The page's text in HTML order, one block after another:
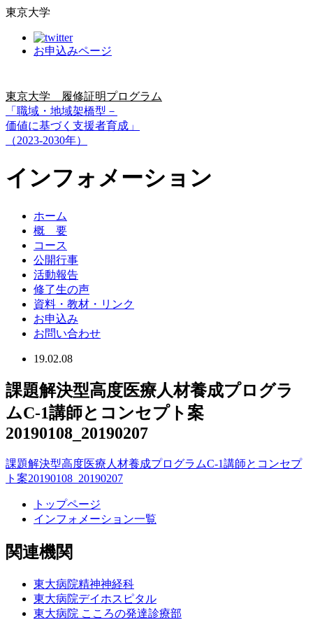
東京大学
お申込みページ
東京大学 履修証明プログラム
「職域・地域架橋型－
価値に基づく支援者育成」
（2023-2030年）
インフォメーション
ホーム
概 要
コース
公開行事
活動報告
修了生の声
資料・教材・リンク
お申込み
お問い合わせ
19.02.08
課題解決型高度医療人材養成プログラ
ムC-1講師とコンセプト案
20190108_20190207
課題解決型高度医療人材養成プログラムC-1講師とコンセプ
ト案20190108_20190207
トップページ
インフォメーション一覧
関連機関
東大病院精神神経科
東大病院デイホスピタル
東大病院 こころの発達診療部